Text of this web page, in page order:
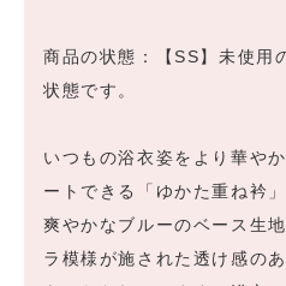
商品の状態：【SS】未使用
状態です。
いつもの浴衣姿をより華や
ートできる「ゆかた重ね衿」
爽やかなブルーのベース生
ラ模様が施された透け感の